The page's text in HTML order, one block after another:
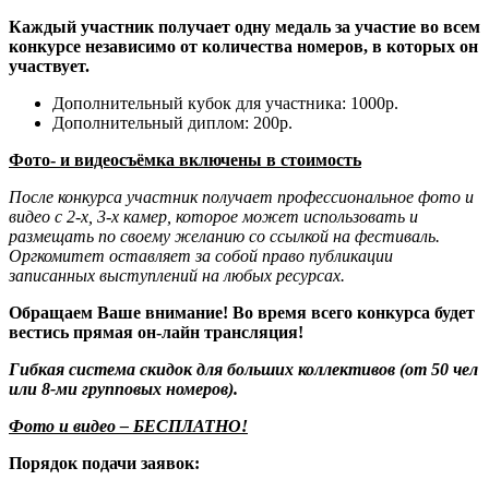
Каждый участник получает одну медаль за участие во всем
конкурсе независимо от количества номеров, в которых он
участвует.
Дополнительный кубок для участника: 1000р.
Дополнительный диплом: 200р.
Фото- и видеосъёмка включены в стоимость
После конкурса участник получает профессиональное фото и
видео с 2-х, 3-х камер, которое может использовать и
размещать по своему желанию со ссылкой на фестиваль.
Оргкомитет оставляет за собой право публикации
записанных выступлений на любых ресурсах.
Обращаем Ваше внимание! Во время всего конкурса будет
вестись прямая он-лайн трансляция!
Гибкая система скидок для больших коллективов (от 50 чел
или 8-ми групповых номеров).
Фото и видео – БЕСПЛАТНО!
Порядок подачи заявок: